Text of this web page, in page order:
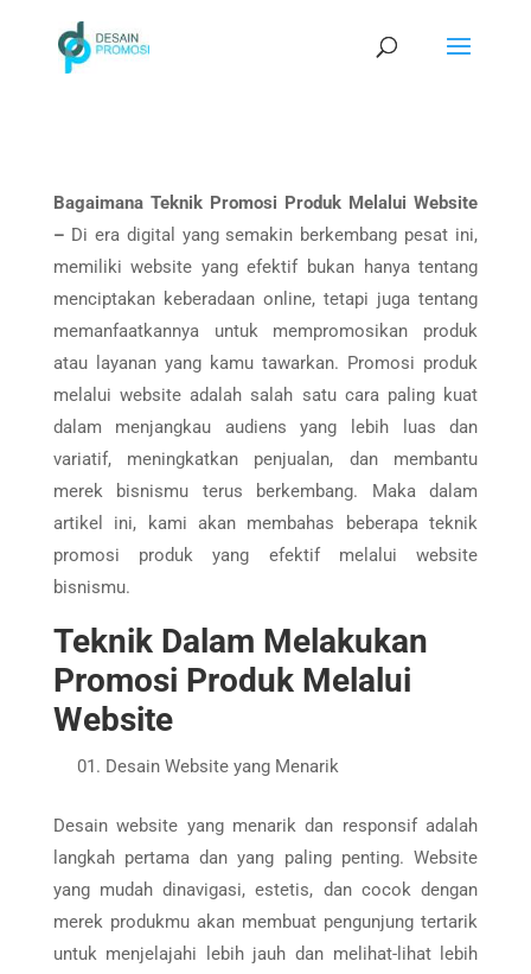
Bagaimana Teknik Promosi Produk Melalui Website
– Di era digital yang semakin berkembang pesat ini,
memiliki website yang efektif bukan hanya tentang
menciptakan keberadaan online, tetapi juga tentang
memanfaatkannya untuk mempromosikan produk
atau layanan yang kamu tawarkan. Promosi produk
melalui website adalah salah satu cara paling kuat
dalam menjangkau audiens yang lebih luas dan
variatif, meningkatkan penjualan, dan membantu
merek bisnismu terus berkembang. Maka dalam
artikel ini, kami akan membahas beberapa teknik
promosi produk yang efektif melalui website
bisnismu.
Teknik Dalam Melakukan
Promosi Produk Melalui
Website
Desain Website yang Menarik
Desain website yang menarik dan responsif adalah
langkah pertama dan yang paling penting. Website
yang mudah dinavigasi, estetis, dan cocok dengan
merek produkmu akan membuat pengunjung tertarik
untuk menjelajahi lebih jauh dan melihat-lihat lebih